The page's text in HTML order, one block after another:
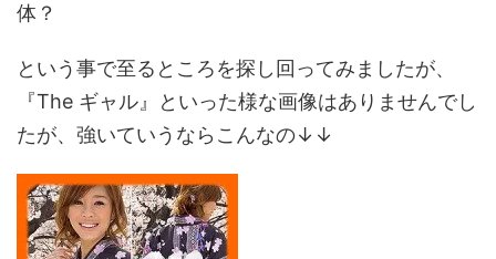
体？
という事で至るところを探し回ってみましたが、
『The ギャル』といった様な画像はありませんでし
たが、強いていうならこんなの↓↓